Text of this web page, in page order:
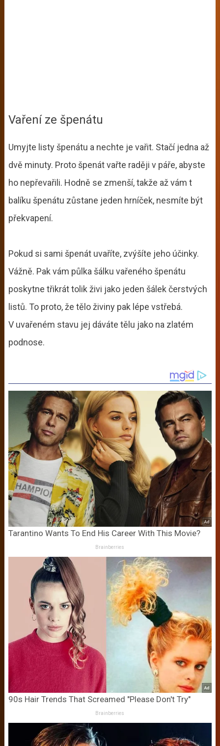
Vaření ze špenátu
Umyjte listy špenátu a nechte je vařit. Stačí jedna až
dvě minuty. Proto špenát vařte raději v páře, abyste
ho nepřevařili. Hodně se zmenší, takže až vám t
balíku špenátu zůstane jeden hrníček, nesmíte být
překvapení.
Pokud si sami špenát uvaříte, zvýšíte jeho účinky.
Vážně. Pak vám půlka šálku vařeného špenátu
poskytne třikrát tolik živi jako jeden šálek čerstvých
listů. To proto, že tělo živiny pak lépe vstřebá.
V uvařeném stavu jej dáváte tělu jako na zlatém
podnose.
Tarantino Wants To End His Career With This Movie?
Brainberries
90s Hair Trends That Screamed "Please Don't Try"
Brainberries